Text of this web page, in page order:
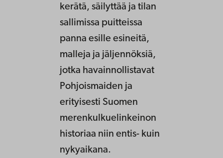
kerätä, säilyttää ja tilan
sallimissa puitteissa
panna esille esineitä,
malleja ja jäljennöksiä,
jotka havainnollistavat
Pohjoismaiden ja
erityisesti Suomen
merenkulkuelinkeinon
historiaa niin entis- kuin
nykyaikana.